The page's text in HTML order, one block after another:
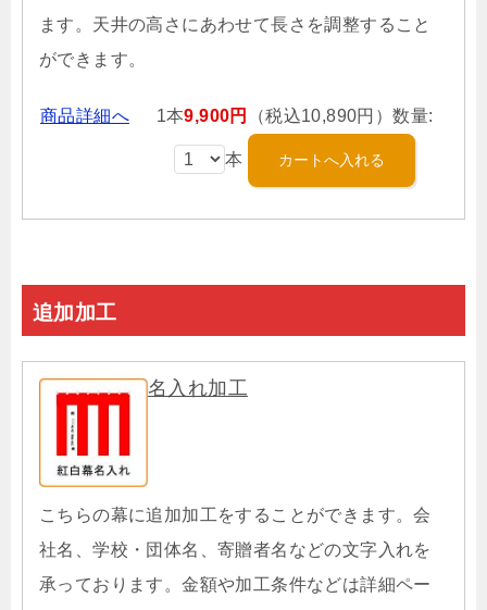
ます。天井の高さにあわせて長さを調整すること
ができます。
商品詳細へ 1本9,900円 （税込10,890円）数量:
本
追加加工
名入れ加工
こちらの幕に追加加工をすることができます。会
社名、学校・団体名、寄贈者名などの文字入れを
承っております。金額や加工条件などは詳細ペー